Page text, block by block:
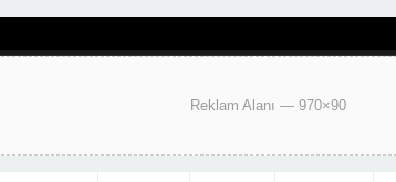
Reklam Alanı — 970×90